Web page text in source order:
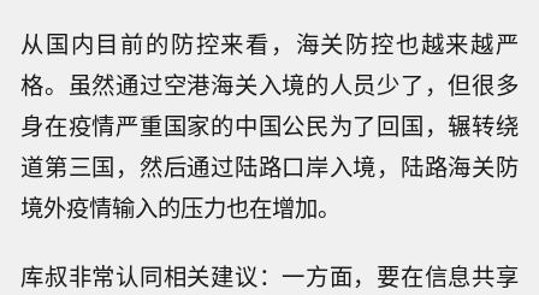
从国内目前的防控来看，海关防控也越来越严
格。虽然通过空港海关入境的人员少了，但很多
身在疫情严重国家的中国公民为了回国，辗转绕
道第三国，然后通过陆路口岸入境，陆路海关防
境外疫情输入的压力也在增加。
库叔非常认同相关建议：一方面，要在信息共享